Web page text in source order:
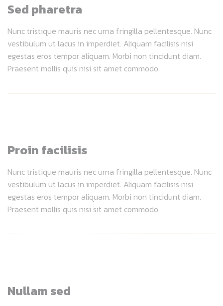
Sed pharetra
Nunc tristique mauris nec urna fringilla pellentesque. Nunc
vestibulum ut lacus in imperdiet. Aliquam facilisis nisi
egestas eros tempor aliquam. Morbi non tincidunt diam.
Praesent mollis quis nisi sit amet commodo.
Proin facilisis
Nunc tristique mauris nec urna fringilla pellentesque. Nunc
vestibulum ut lacus in imperdiet. Aliquam facilisis nisi
egestas eros tempor aliquam. Morbi non tincidunt diam.
Praesent mollis quis nisi sit amet commodo.
Nullam sed